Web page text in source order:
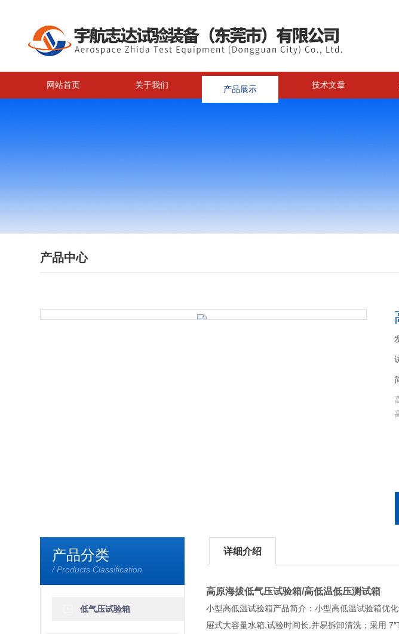
网站首页 关于我们 产品展示 技术文章
产品中心
产品分类
/ Products Classification
低气压试验箱
详细介绍
高原海拔低气压试验箱/高低温低压测试箱
小型高低温试验箱产品简介：小型高低温试验箱优
屉式大容量水箱,试验时间长,并易拆卸清洗；采用